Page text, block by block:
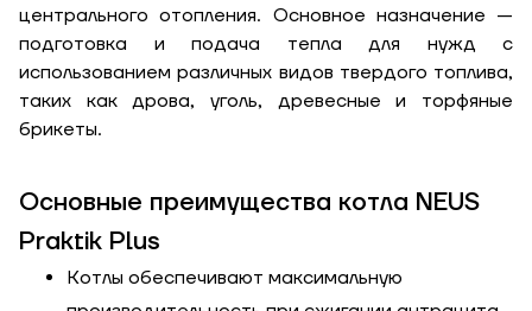
центрального отопления. Основное назначение —
подготовка и подача тепла для нужд с
использованием различных видов твердого топлива,
таких как дрова, уголь, древесные и торфяные
брикеты.
Основные преимущества котла NEUS
Praktik Plus
Котлы обеспечивают максимальную